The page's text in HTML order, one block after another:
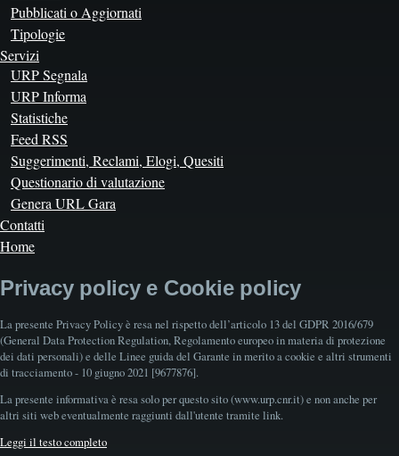
Pubblicati o Aggiornati
Tipologie
Servizi
URP Segnala
URP Informa
Statistiche
Feed RSS
Suggerimenti, Reclami, Elogi, Quesiti
Questionario di valutazione
Genera URL Gara
Contatti
Home
Privacy policy e Cookie policy
La presente Privacy Policy è resa nel rispetto dell’articolo 13 del GDPR 2016/679
(General Data Protection Regulation, Regolamento europeo in materia di protezione
dei dati personali) e delle Linee guida del Garante in merito a cookie e altri strumenti
di tracciamento - 10 giugno 2021 [9677876].
La presente informativa è resa solo per questo sito (www.urp.cnr.it) e non anche per
altri siti web eventualmente raggiunti dall'utente tramite link.
Leggi il testo completo